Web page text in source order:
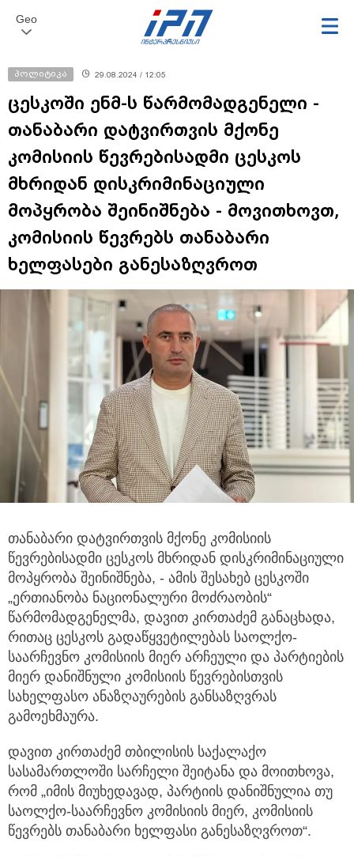
Geo
პოლიტიკა 29.08.2024 / 12:05
ცესკოში ენმ-ს წარმომადგენელი -
თანაბარი დატვირთვის მქონე
კომისიის წევრებისადმი ცესკოს
მხრიდან დისკრიმინაციული
მოპყრობა შეინიშნება - მოვითხოვთ,
კომისიის წევრებს თანაბარი
ხელფასები განესაზღვროთ
თანაბარი დატვირთვის მქონე კომისიის
წევრებისადმი ცესკოს მხრიდან დისკრიმინაციული
მოპყრობა შეინიშნება, - ამის შესახებ ცესკოში
„ერთიანობა ნაციონალური მოძრაობის“
წარმომადგენელმა, დავით კირთაძემ განაცხადა,
რითაც ცესკოს გადაწყვეტილებას საოლქო-
საარჩევნო კომისიის მიერ არჩეული და პარტიების
მიერ დანიშნული კომისიის წევრებისთვის
სახელფასო ანაზღაურების განსაზღვრას
გამოეხმაურა.
დავით კირთაძემ თბილისის საქალაქო
სასამართლოში სარჩელი შეიტანა და მოითხოვა,
რომ „იმის მიუხედავად, პარტიის დანიშნულია თუ
საოლქო-საარჩევნო კომისიის მიერ, კომისიის
წევრებს თანაბარი ხელფასი განესაზღვროთ“.